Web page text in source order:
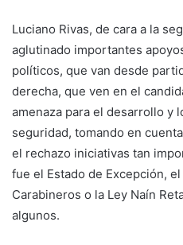
Luciano Rivas, de cara a la
aglutinado importantes
políticos, que van desde
derecha, que ven en el
amenaza para el desarrollo y
seguridad, tomando en
el rechazo iniciativas tan
fue el Estado de Excepción,
Carabineros o la Ley Naín
algunos.